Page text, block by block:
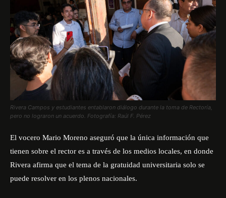
Rivera Campos y estudiantes entablaron diálogo durante la toma de Rectoría,
pero no lograron un acuerdo. Fotografía: Raúl F. Pérez
El vocero Mario Moreno aseguró que la única información que
tienen sobre el rector es a través de los medios locales, en donde
Rivera afirma que el tema de la gratuidad universitaria solo se
puede resolver en los plenos nacionales.